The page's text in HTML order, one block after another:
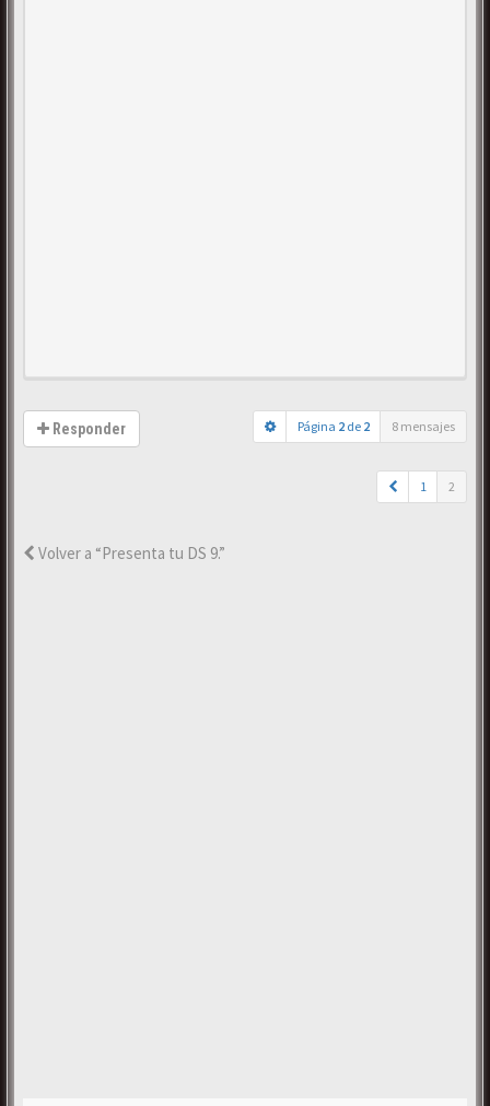
Responder Página 2 de 2 8 mensajes
1 2
Volver a “Presenta tu DS 9.”